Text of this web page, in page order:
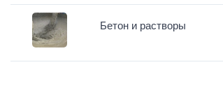
Бетон и растворы